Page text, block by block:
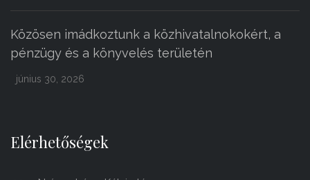
Közösen imádkoztunk a közhivatalnokokért, a
pénzügy és a könyvelés területén
június 30, 2026
Elérhetőségek